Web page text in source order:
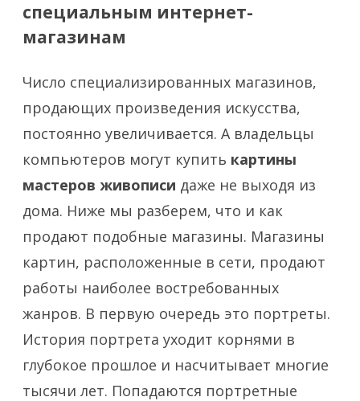
специальным интернет-
магазинам
Число специализированных магазинов,
продающих произведения искусства,
постоянно увеличивается. А владельцы
компьютеров могут купить картины
мастеров живописи даже не выходя из
дома. Ниже мы разберем, что и как
продают подобные магазины. Магазины
картин, расположенные в сети, продают
работы наиболее востребованных
жанров. В первую очередь это портреты.
История портрета уходит корнями в
глубокое прошлое и насчитывает многие
тысячи лет. Попадаются портретные